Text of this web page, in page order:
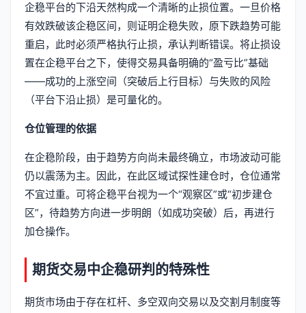
企稳平台的下沿天然构成一个清晰的止损位置。一旦价格
有效跌破该企稳区间，则证明企稳失败，原下跌趋势可能
重启，此时必须严格执行止损，承认判断错误。将止损设
置在企稳平台之下，使得交易具备明确的“盈亏比”基础
——成功的上涨空间（突破后上行目标）与失败的风险
（平台下沿止损）是可量化的。
仓位管理的依据
在企稳阶段，由于趋势方向尚未最终确立，市场波动可能
仍以震荡为主。因此，在此区域试探性建仓时，仓位通常
不宜过重。可将企稳平台视为一个“观察区”或“初步建仓
区”，待趋势方向进一步明朗（如成功突破）后，再进行
加仓操作。
期货交易中企稳研判的特殊性
期货市场由于存在杠杆、多空双向交易以及交割月制度等